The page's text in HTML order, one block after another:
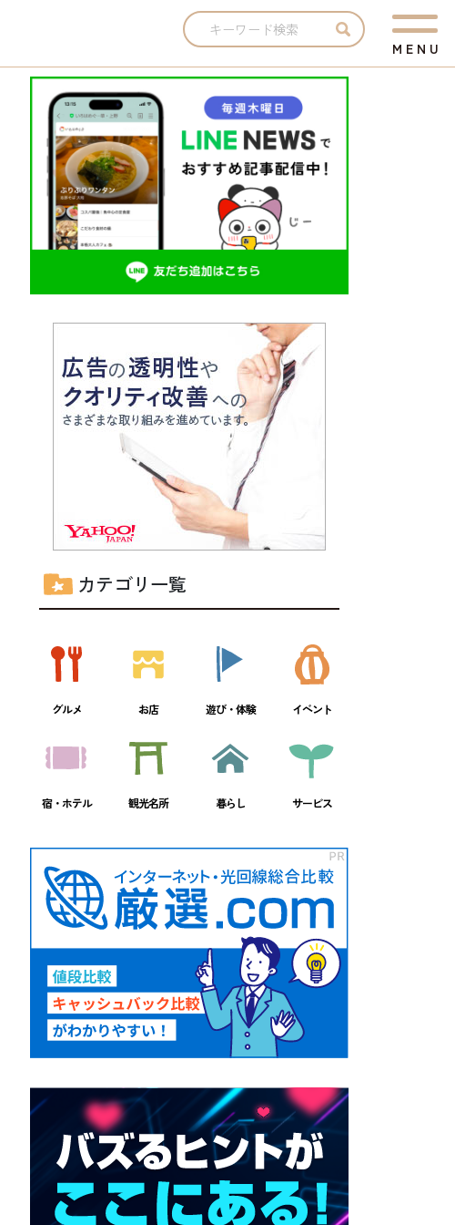
M E N U
カテゴリ一覧
グルメ お店 遊び・体験 イベント
宿・ホテル 観光名所 暮らし サービス